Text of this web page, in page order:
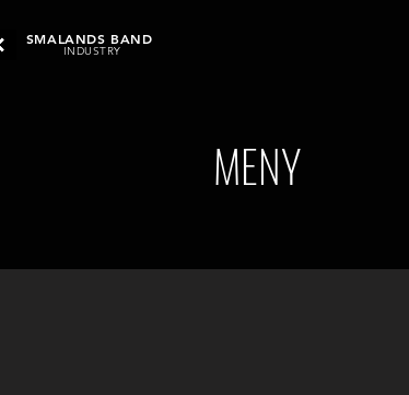
SMALANDS BAND
INDUSTRY
MENY